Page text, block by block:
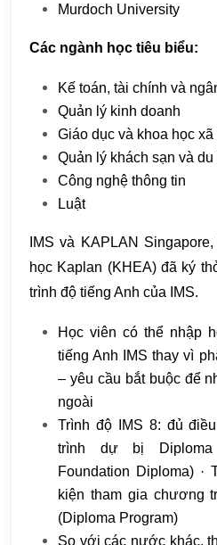
Murdoch University
Các ngành học tiêu biểu:
Kế toán, tài chính và
Quản lý kinh doanh
Giáo dục và khoa học xã
Quản lý khách sạn và du
Công nghệ thông tin
Luật
IMS và KAPLAN
học Kaplan (KHEA) đã ký
trình độ tiếng Anh của IMS.
Học viên có thể nhập
tiếng Anh IMS thay vì
– yêu cầu bắt buộc để
ngoài
Trình độ IMS 8: đủ
trình dự bị Diploma
Foundation Diploma) ·
kiện tham gia chương
(Diploma Program)
So với các nước khác,